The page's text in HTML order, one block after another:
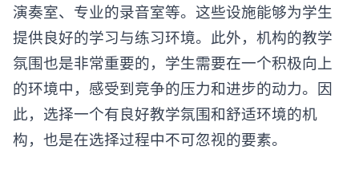
演奏室、专业的录音室等。这些设施能够为学生
提供良好的学习与练习环境。此外，机构的教学
氛围也是非常重要的，学生需要在一个积极向上
的环境中，感受到竞争的压力和进步的动力。因
此，选择一个有良好教学氛围和舒适环境的机
构，也是在选择过程中不可忽视的要素。